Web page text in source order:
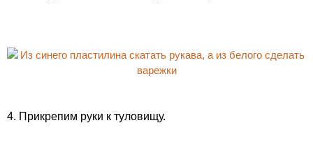
4. Прикрепим руки к туловищу.